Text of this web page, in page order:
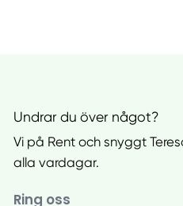
Undrar du över något?
Vi på Rent och snyggt
alla vardagar.
Ring oss